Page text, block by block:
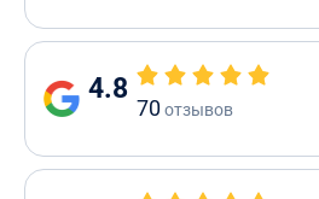
4.8
70отзывов